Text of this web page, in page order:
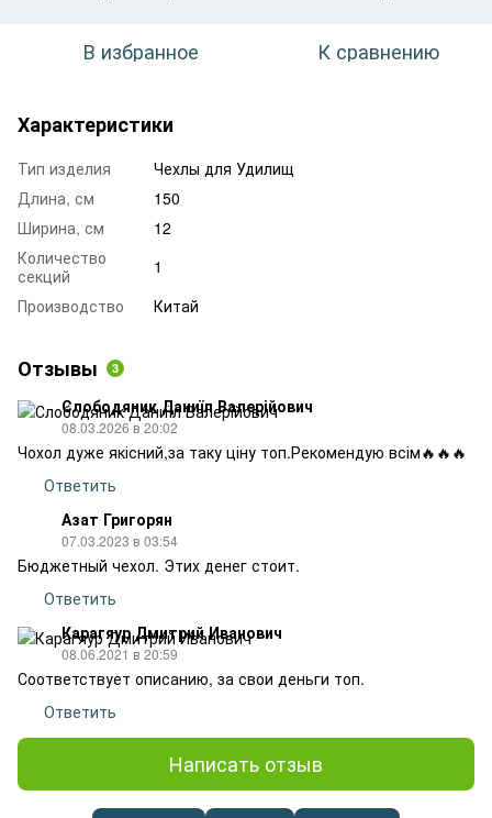
В избранное К сравнению
Характеристики
Тип изделия
Чехлы для Удилищ
Длина, см
150
Ширина, см
12
Количество
секций
1
Производство
Китай
Отзывы 3
Слободяник Даниїл Валерійович
08.03.2026 в 20:02
Чохол дуже якісний,за таку ціну топ.Рекомендую всім🔥🔥🔥
Ответить
Азат Григорян
07.03.2023 в 03:54
Бюджетный чехол. Этих денег стоит.
Ответить
Карагяур Дмитрий Иванович
08.06.2021 в 20:59
Соответствует описанию, за свои деньги топ.
Ответить
Написать отзыв